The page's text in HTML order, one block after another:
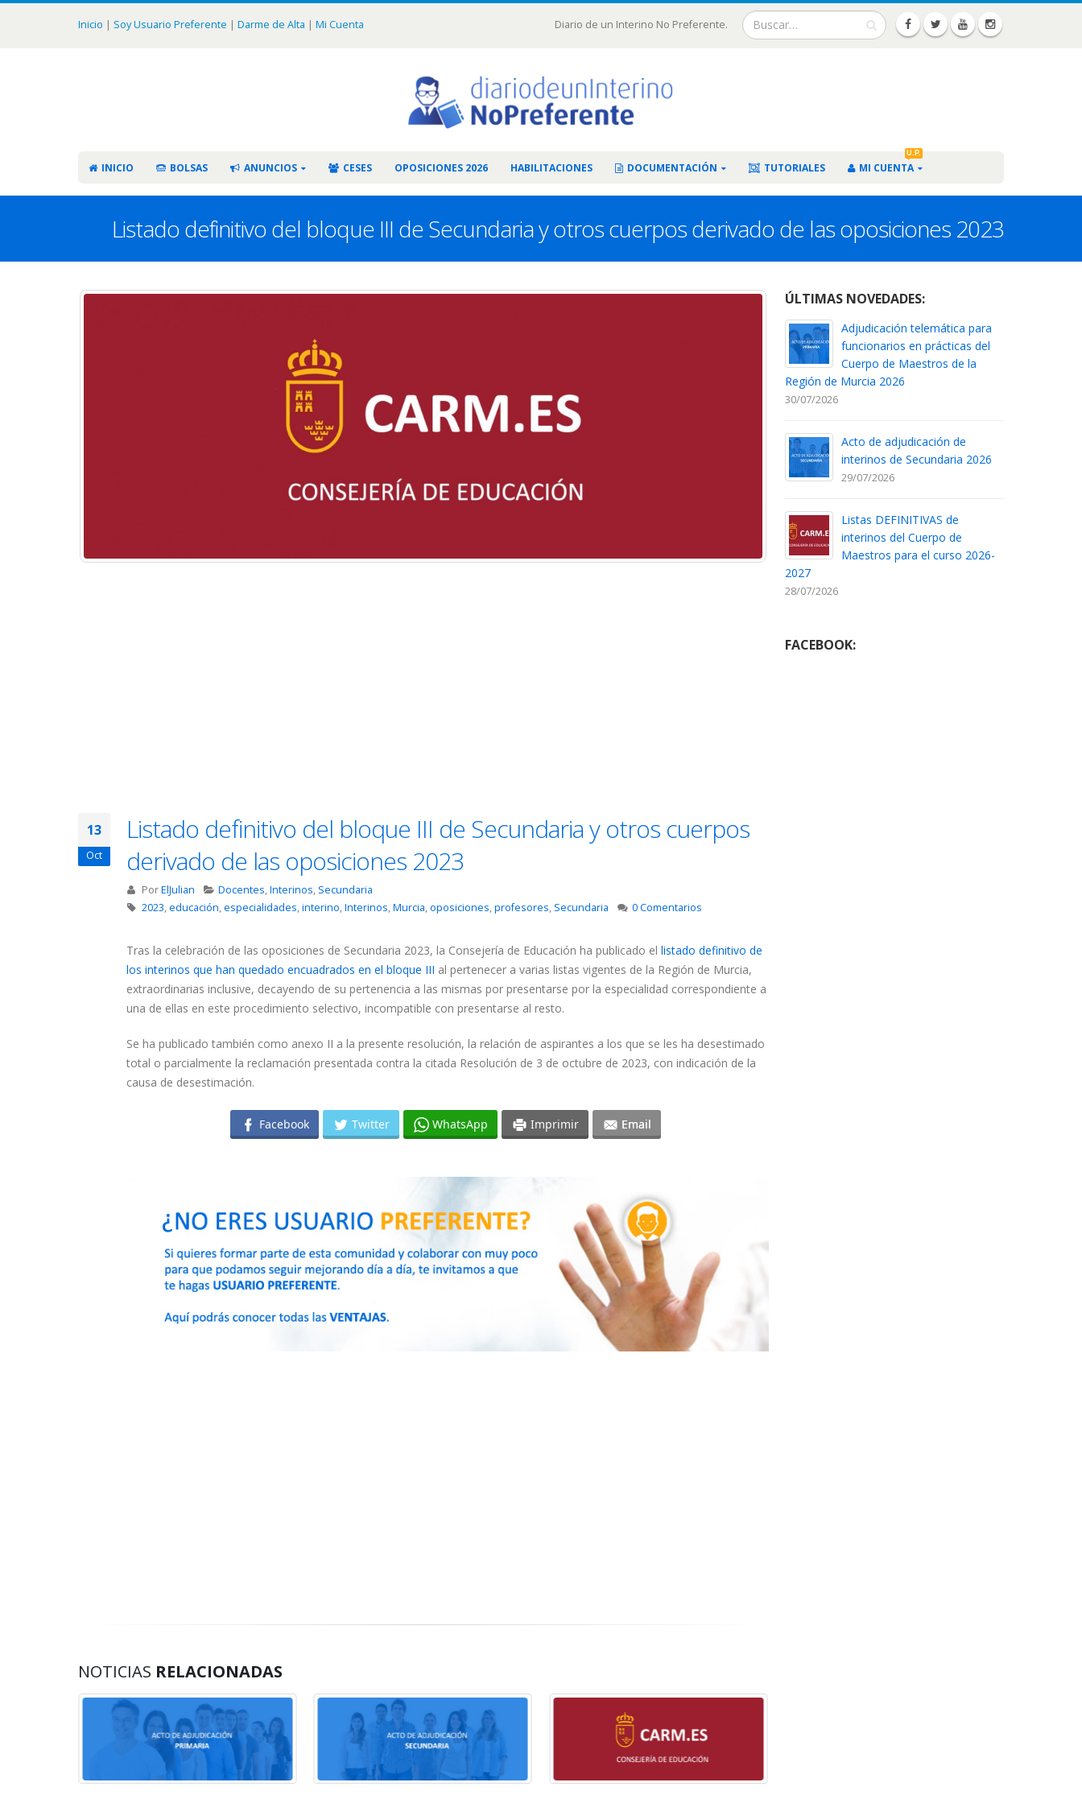
Inicio | Soy Usuario Preferente | Darme de Alta | Mi Cuenta Diario de un Interino No Preferente.
INICIO BOLSAS ANUNCIOS CESES OPOSICIONES 2026 HABILITACIONES DOCUMENTACIÓN TUTORIALES MI CUENTA
U.P.
Listado definitivo del bloque III de Secundaria y otros cuerpos derivado de las oposiciones 2023
13
Oct
Listado definitivo del bloque III de Secundaria y otros cuerpos
derivado de las oposiciones 2023
PorElJulian Docentes,Interinos, Secundaria
2023,educación,especialidades,interino,Interinos,Murcia,oposiciones,profesores, Secundaria 0 Comentarios
Tras la celebración de las oposiciones de Secundaria 2023, la Consejería de Educación ha publicado el listado definitivo de
los interinos que han quedado encuadrados en el bloque III al pertenecer a varias listas vigentes de la Región de Murcia,
extraordinarias inclusive, decayendo de su pertenencia a las mismas por presentarse por la especialidad correspondiente a
una de ellas en este procedimiento selectivo, incompatible con presentarse al resto.
Se ha publicado también como anexo II a la presente resolución, la relación de aspirantes a los que se les ha desestimado
total o parcialmente la reclamación presentada contra la citada Resolución de 3 de octubre de 2023, con indicación de la
causa de desestimación.
Facebook Twitter WhatsApp Imprimir Email
NOTICIAS RELACIONADAS
ÚLTIMAS NOVEDADES:
Adjudicación telemática para
funcionarios en prácticas del
Cuerpo de Maestros de la
Región de Murcia 2026
30/07/2026
Acto de adjudicación de
interinos de Secundaria 2026
29/07/2026
Listas DEFINITIVAS de
interinos del Cuerpo de
Maestros para el curso 2026-
2027
28/07/2026
FACEBOOK: